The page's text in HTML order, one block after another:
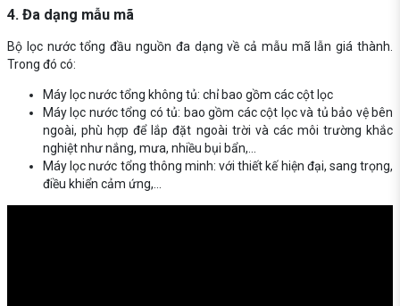
4. Đa dạng mẫu mã
Bộ lọc nước tổng đầu nguồn đa dạng về cả mẫu mã lẫn giá thành.
Trong đó có:
Máy lọc nước tổng không tủ: chỉ bao gồm các cột lọc
Máy lọc nước tổng có tủ: bao gồm các cột lọc và tủ bảo vệ bên
ngoài, phù hợp để lắp đặt ngoài trời và các môi trường khắc
nghiệt như nắng, mưa, nhiều bụi bẩn,...
Máy lọc nước tổng thông minh: với thiết kế hiện đại, sang trọng,
điều khiển cảm ứng,...